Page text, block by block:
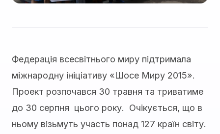
Федерація всесвітнього миру підтримала
міжнародну ініціативу «Шосе Миру 2015».
Проект розпочався 30 травня та триватиме
до 30 серпня цього року. Очікується, що в
ньому візьмуть участь понад 127 країн світу.